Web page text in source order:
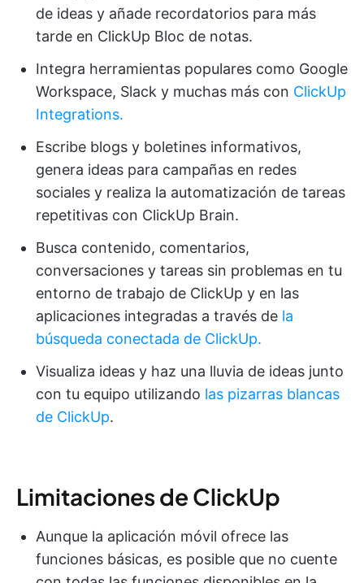
de ideas y añade recordatorios para más
tarde en ClickUp Bloc de notas.
Integra herramientas populares como Google
Workspace, Slack y muchas más con ClickUp
Integrations.
Escribe blogs y boletines informativos,
genera ideas para campañas en redes
sociales y realiza la automatización de tareas
repetitivas con ClickUp Brain.
Busca contenido, comentarios,
conversaciones y tareas sin problemas en tu
entorno de trabajo de ClickUp y en las
aplicaciones integradas a través de la
búsqueda conectada de ClickUp.
Visualiza ideas y haz una lluvia de ideas junto
con tu equipo utilizando las pizarras blancas
de ClickUp.
Limitaciones de ClickUp
Aunque la aplicación móvil ofrece las
funciones básicas, es posible que no cuente